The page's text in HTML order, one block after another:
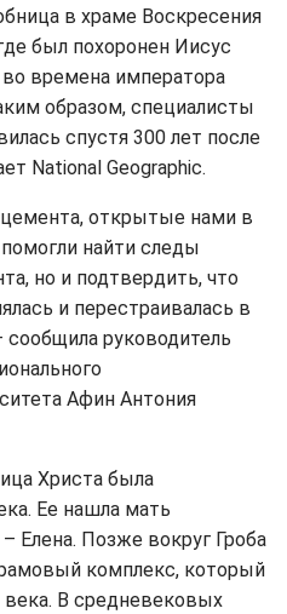
в храме Воскресения
был похоронен Иисус
времена императора
образом, специалисты
спустя 300 лет после
National Geographic.
открытые нами в
найти следы
но и подтвердить, что
и перестраивалась в
руководитель
Афин Антония
Христа была
Ее нашла мать
Елена. Позже вокруг Гроба
комплекс, который
В средневековых